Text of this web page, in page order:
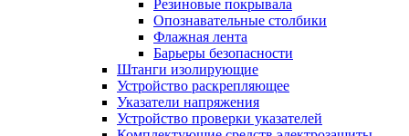
Резиновые покрывала
Опознавательные столбики
Флажная лента
Барьеры безопасности
Штанги изолирующие
Устройство раскрепляющее
Указатели напряжения
Устройство проверки указателей